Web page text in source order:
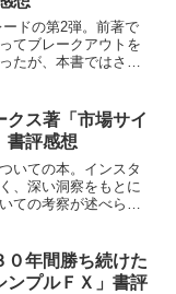
ドの第2弾。前著で
てブレークアウトを
たが、本書ではさら
や切りのよい数字の
理論...
クス著「市場サイ
書評感想
いての本。インスタ
、深い洞察をもとに
ての考察が述べられ
来事を引き起こす。
予測で...
０年間勝ち続けた
ンプルＦＸ」書評